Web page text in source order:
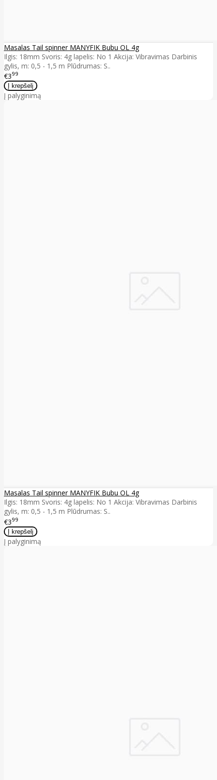
Masalas Tail spinner MANYFIK Bubu OL 4g
Ilgis: 18mm Svoris: 4g lapelis: No 1 Akcija: Vibravimas Darbinis
gylis, m: 0,5 - 1,5 m Plūdrumas: S..
€399
Į palyginimą
Masalas Tail spinner MANYFIK Bubu OL 4g
Ilgis: 18mm Svoris: 4g lapelis: No 1 Akcija: Vibravimas Darbinis
gylis, m: 0,5 - 1,5 m Plūdrumas: S..
€399
Į palyginimą